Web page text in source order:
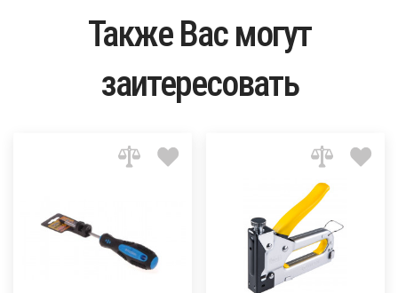
Также Вас могут
заитересовать